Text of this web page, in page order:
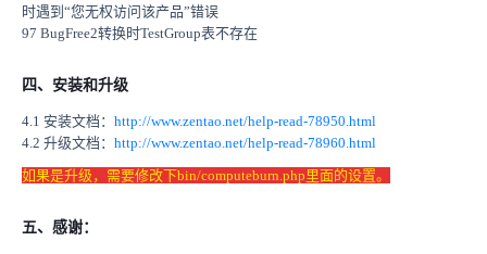
时遇到“您无权访问该产品”错误
97 BugFree2转换时TestGroup表不存在
四、安装和升级
4.1 安装文档： http://www.zentao.net/help-read-78950.html
4.2 升级文档： http://www.zentao.net/help-read-78960.html
如果是升级，需要修改下bin/computeburn.php里面的设置。
五、感谢：